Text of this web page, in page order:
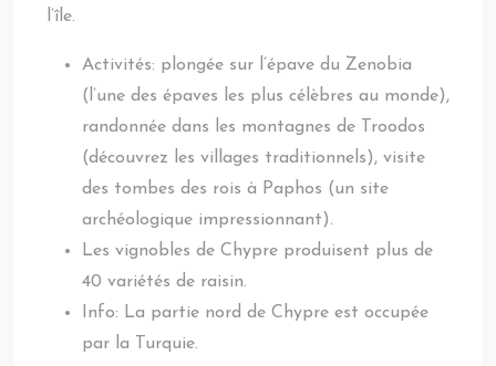
l’île.
Activités: plongée sur l’épave du Zenobia
(l’une des épaves les plus célèbres au monde),
randonnée dans les montagnes de Troodos
(découvrez les villages traditionnels), visite
des tombes des rois à Paphos (un site
archéologique impressionnant).
Les vignobles de Chypre produisent plus de
40 variétés de raisin.
Info: La partie nord de Chypre est occupée
par la Turquie.